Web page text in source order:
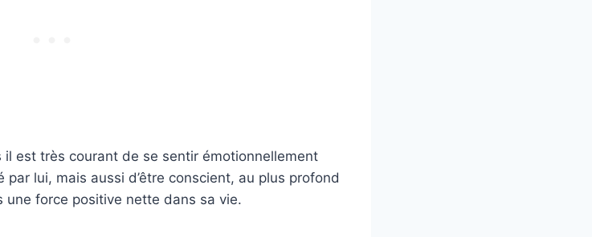
il est très courant de se sentir émotionnellement
lui, mais aussi d’être conscient, au plus profond
une force positive nette dans sa vie.